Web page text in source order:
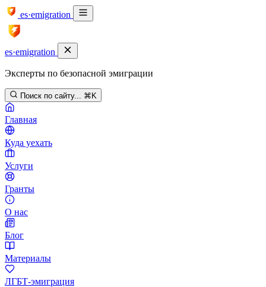
es·emigration
es·emigration
Эксперты по безопасной эмиграции
Поиск по сайту... ⌘K
Главная
Куда уехать
Услуги
Гранты
О нас
Блог
Материалы
ЛГБТ-эмиграция